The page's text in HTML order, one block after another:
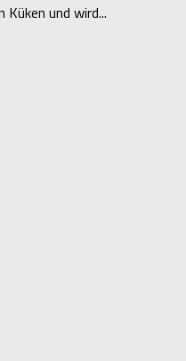
und wird...